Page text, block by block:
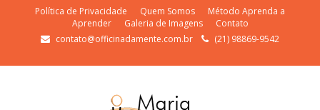
Política de Privacidade Quem Somos
Método Aprenda a
Aprender
Galeria de Imagens
Contato
contato@officinadamente.com.br
(21) 98869-9542